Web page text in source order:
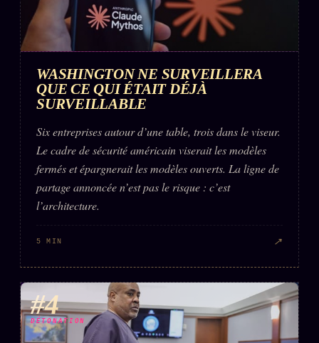
WASHINGTON NE SURVEILLERA
QUE CE QUI ÉTAIT DÉJÀ
SURVEILLABLE
Six entreprises autour d’une table, trois dans le viseur.
Le cadre de sécurité américain viserait les modèles
fermés et épargnerait les modèles ouverts. La ligne de
partage annoncée n’est pas le risque : c’est
l’architecture.
5 MIN ↗
#4
DÉTONATION